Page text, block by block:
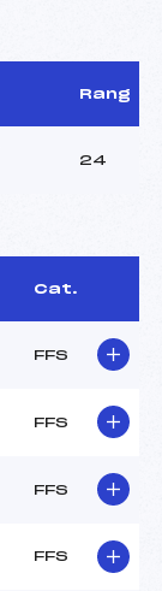
Rang
24
Cat.
FFS
FFS
FFS
FFS